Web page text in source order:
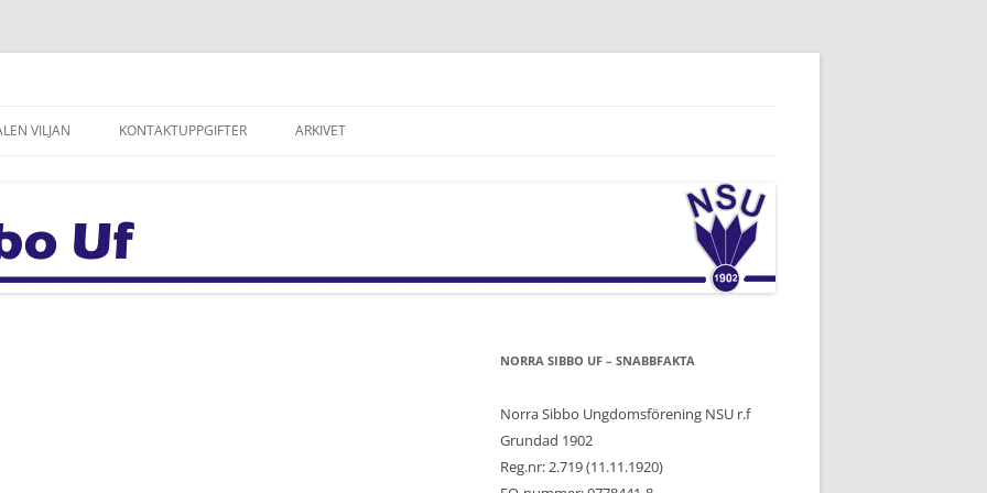
VILJAN
PÅ VILJAN
KONTAKTUPPGIFTER ARKIVET
NORRA SIBBO UF – SNABBFAKTA
Norra Sibbo Ungdomsförening NSU r.f
Grundad 1902
Reg.nr: 2.719 (11.11.1920)